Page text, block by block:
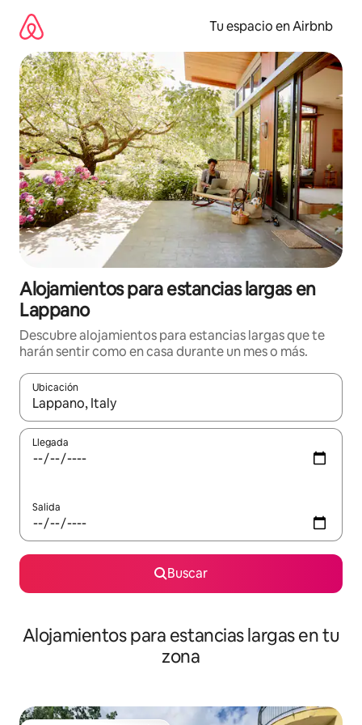
contenido
Tu espacio en Airbnb
Alojamientos para estancias largas en
Lappano
Descubre alojamientos para estancias largas que te
harán sentir como en casa durante un mes o más.
Ubicación
Cuando los resultados estén disponibles, podrás navegar
Llegada
Salida
Buscar
Alojamientos para estancias largas en tu
zona